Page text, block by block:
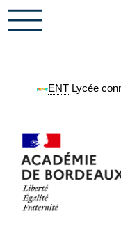
ENTLycée